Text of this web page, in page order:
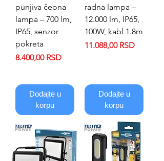
punjiva čeona
lampa – 700 lm,
IP65, senzor
pokreta
Price
8.400,00 RSD
Dodajte u
korpu
radna lampa –
12.000 lm, IP65,
100W, kabl 1.8m
Price
11.088,00 RSD
Dodajte u
korpu